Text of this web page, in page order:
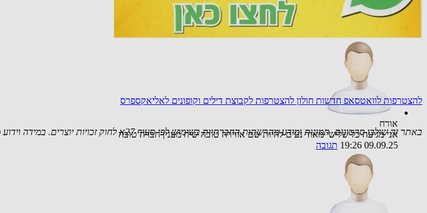
להצטרפות לוואטסאפ חדשות חולון להצטרפות לקבוצת דילים וקופונים לאליאקספרס
באתר זה שולבו סרטונים, תמונות ומידע מהרשתות החברתיות בשימוש לפי סעיף 27א לחוק זכויות יוצרים. במידה וידוע מי צילם
אורח
למה אין קבוצה וואטסאפ למחפשי דירות בחולון
אורח
אני מגיעה כל שלישי מאוד נעים להיות שם אווירה טובה שיח מענין חברה טובה
09.09.25 19:26
תגובה